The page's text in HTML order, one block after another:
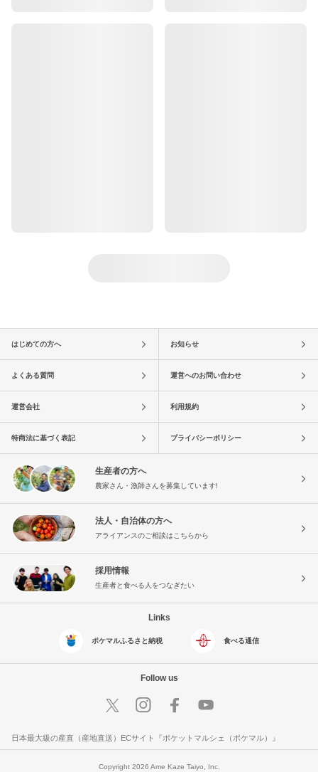
はじめての方へ お知らせ
よくある質問 運営へのお問い合わせ
運営会社 利用規約
特商法に基づく表記 プライバシーポリシー
生産者の方へ
農家さん・漁師さんを募集しています!
法人・自治体の方へ
アライアンスのご相談はこちらから
採用情報
生産者と食べる人をつなぎたい
Links
ポケマルふるさと納税 食べる通信
Follow us
日本最大級の産直（産地直送）ECサイト『ポケットマルシェ（ポケマル）』
Copyright 2026 Ame Kaze Taiyo, Inc.